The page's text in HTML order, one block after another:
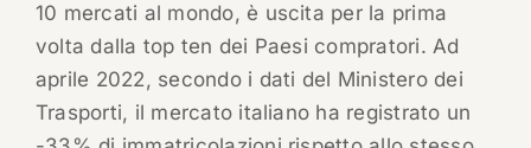
10 mercati al mondo, è uscita per la prima
volta dalla top ten dei Paesi compratori. Ad
aprile 2022, secondo i dati del Ministero dei
Trasporti, il mercato italiano ha registrato un